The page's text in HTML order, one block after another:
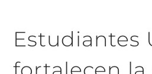
Estudiantes